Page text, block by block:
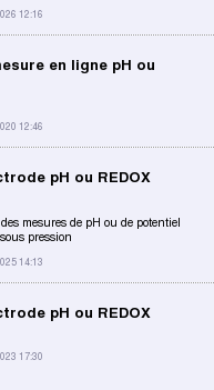
12:16
en ligne pH ou
12:46
pH ou REDOX
mesures de pH ou de potentiel
pression
14:13
pH ou REDOX
17:30